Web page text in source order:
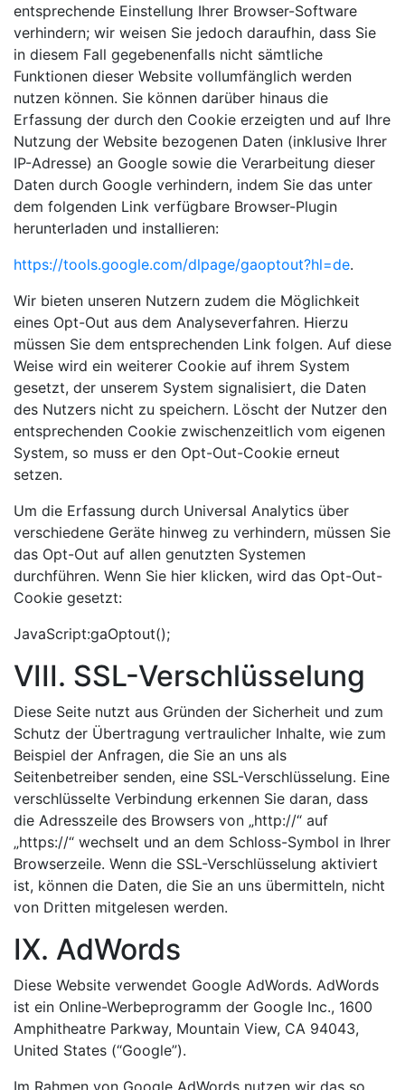
entsprechende Einstellung Ihrer Browser-Software
verhindern; wir weisen Sie jedoch daraufhin, dass Sie
in diesem Fall gegebenenfalls nicht sämtliche
Funktionen dieser Website vollumfänglich werden
nutzen können. Sie können darüber hinaus die
Erfassung der durch den Cookie erzeigten und auf Ihre
Nutzung der Website bezogenen Daten (inklusive Ihrer
IP-Adresse) an Google sowie die Verarbeitung dieser
Daten durch Google verhindern, indem Sie das unter
dem folgenden Link verfügbare Browser-Plugin
herunterladen und installieren:
https://tools.google.com/dlpage/gaoptout?hl=de.
Wir bieten unseren Nutzern zudem die Möglichkeit
eines Opt-Out aus dem Analyseverfahren. Hierzu
müssen Sie dem entsprechenden Link folgen. Auf diese
Weise wird ein weiterer Cookie auf ihrem System
gesetzt, der unserem System signalisiert, die Daten
des Nutzers nicht zu speichern. Löscht der Nutzer den
entsprechenden Cookie zwischenzeitlich vom eigenen
System, so muss er den Opt-Out-Cookie erneut
setzen.
Um die Erfassung durch Universal Analytics über
verschiedene Geräte hinweg zu verhindern, müssen Sie
das Opt-Out auf allen genutzten Systemen
durchführen. Wenn Sie hier klicken, wird das Opt-Out-
Cookie gesetzt:
JavaScript:gaOptout();
VIII. SSL-Verschlüsselung
Diese Seite nutzt aus Gründen der Sicherheit und zum
Schutz der Übertragung vertraulicher Inhalte, wie zum
Beispiel der Anfragen, die Sie an uns als
Seitenbetreiber senden, eine SSL-Verschlüsselung. Eine
verschlüsselte Verbindung erkennen Sie daran, dass
die Adresszeile des Browsers von „http://“ auf
„https://“ wechselt und an dem Schloss-Symbol in Ihrer
Browserzeile. Wenn die SSL-Verschlüsselung aktiviert
ist, können die Daten, die Sie an uns übermitteln, nicht
von Dritten mitgelesen werden.
IX. AdWords
Diese Website verwendet Google AdWords. AdWords
ist ein Online-Werbeprogramm der Google Inc., 1600
Amphitheatre Parkway, Mountain View, CA 94043,
United States (“Google”).
Im Rahmen von Google AdWords nutzen wir das so